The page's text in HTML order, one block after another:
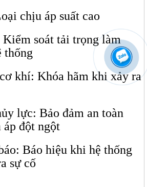
chịu áp suất cao
soát tải trọng làm
thống
khí: Khóa hãm khi xảy ra
lực: Bảo đảm an toàn
đột ngột
Báo hiệu khi hệ thống
sự cố